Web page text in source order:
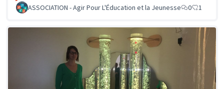
ASSOCIATION - Agir Pour L'Éducation et la Jeunesse
0 1